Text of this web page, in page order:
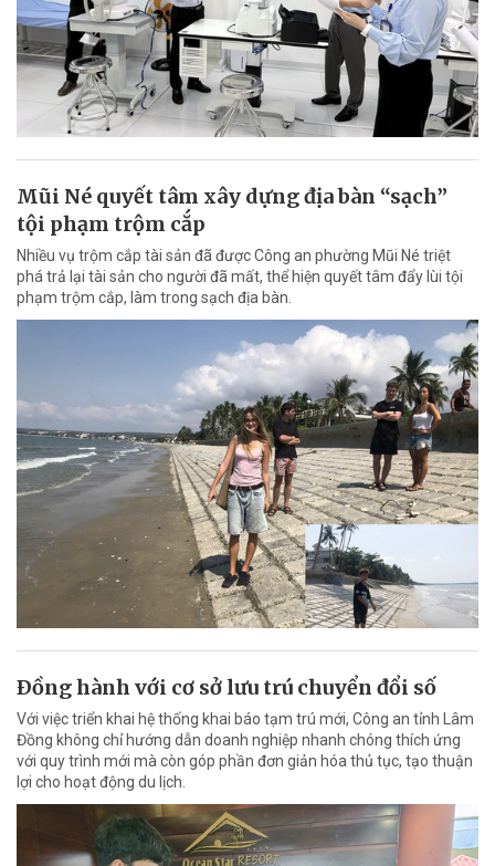
Mũi Né quyết tâm xây dựng địa bàn “sạch”
tội phạm trộm cắp
Nhiều vụ trộm cắp tài sản đã được Công an phường Mũi Né triệt
phá trả lại tài sản cho người đã mất, thể hiện quyết tâm đẩy lùi tội
phạm trộm cắp, làm trong sạch địa bàn.
Ðồng hành với cơ sở lưu trú chuyển đổi số
Với việc triển khai hệ thống khai báo tạm trú mới, Công an tỉnh Lâm
Đồng không chỉ hướng dẫn doanh nghiệp nhanh chóng thích ứng
với quy trình mới mà còn góp phần đơn giản hóa thủ tục, tạo thuận
lợi cho hoạt động du lịch.